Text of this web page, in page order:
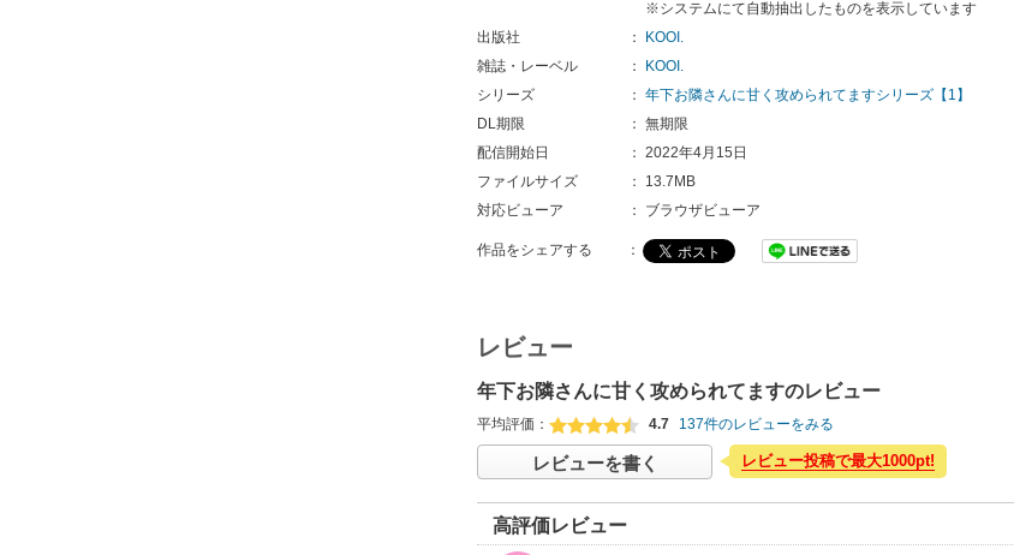
※システムにて自動抽出したものを表示しています
出版社
：
KOOI.
雑誌・レーベル
：
KOOI.
シリーズ
： 年下お隣さんに甘く攻められてますシリーズ【1】
DL期限
： 無期限
配信開始日
： 2022年4月15日
ファイルサイズ
：
13.7MB
対応ビューア
： ブラウザビューア
作品をシェアする ：
レビュー
年下お隣さんに甘く攻められてますのレビュー
平均評価： 4.7 137件のレビューをみる
レビューを書く レビュー投稿で最大1000pt!
高評価レビュー